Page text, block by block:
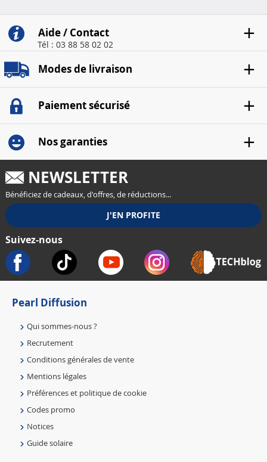
Aide / Contact
Tél : 03 88 58 02 02
Modes de livraison
Paiement sécurisé
Nos garanties
NEWSLETTER
Bénéficiez de cadeaux, d'offres, de réductions...
Suivez-nous
Pearl Diffusion
Qui sommes-nous ?
Recrutement
Conditions générales de vente
Mentions légales
Préférences et politique de cookie
Codes promo
Notices
Guide solaire